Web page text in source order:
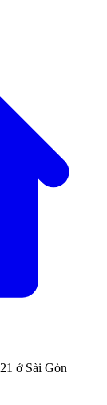
ở Sài Gòn